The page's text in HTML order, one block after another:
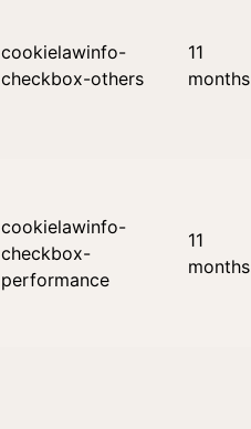
cookielawinfo-
checkbox-others
11
months
cookielawinfo-
checkbox-
performance
11
months